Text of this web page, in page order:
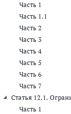
Часть 1
Часть 1.1
Часть 2
Часть 3
Часть 4
Часть 5
Часть 6
Часть 7
Статья 12.1.
Часть 1